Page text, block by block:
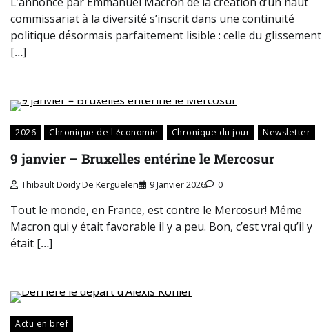
commissariat à la diversité s’inscrit dans une continuité
politique désormais parfaitement lisible : celle du glissement
[…]
2026 Chronique de l'économie Chronique du jour Newsletter
9 janvier – Bruxelles entérine le Mercosur
Thibault Doidy De Kerguelen 9 Janvier 2026 0
Tout le monde, en France, est contre le Mercosur! Même
Macron qui y était favorable il y a peu. Bon, c’est vrai qu’il y
était […]
Actu en bref